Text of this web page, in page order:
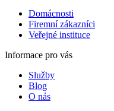
Domácnosti
Firemní zákazníci
Veřejné instituce
Informace pro vás
Služby
Blog
O nás